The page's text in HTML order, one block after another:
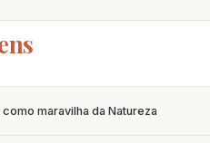
maravilha da Natureza